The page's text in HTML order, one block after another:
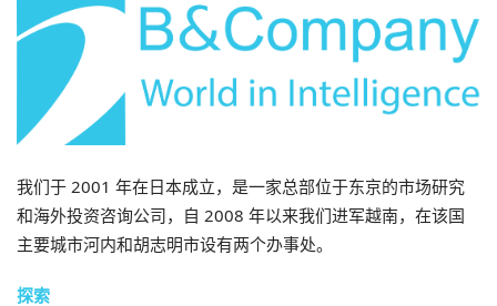
我们于 2001 年在日本成立，是一家总部位于东京的市场研究
和海外投资咨询公司，自 2008 年以来我们进军越南，在该国
主要城市河内和胡志明市设有两个办事处。
探索